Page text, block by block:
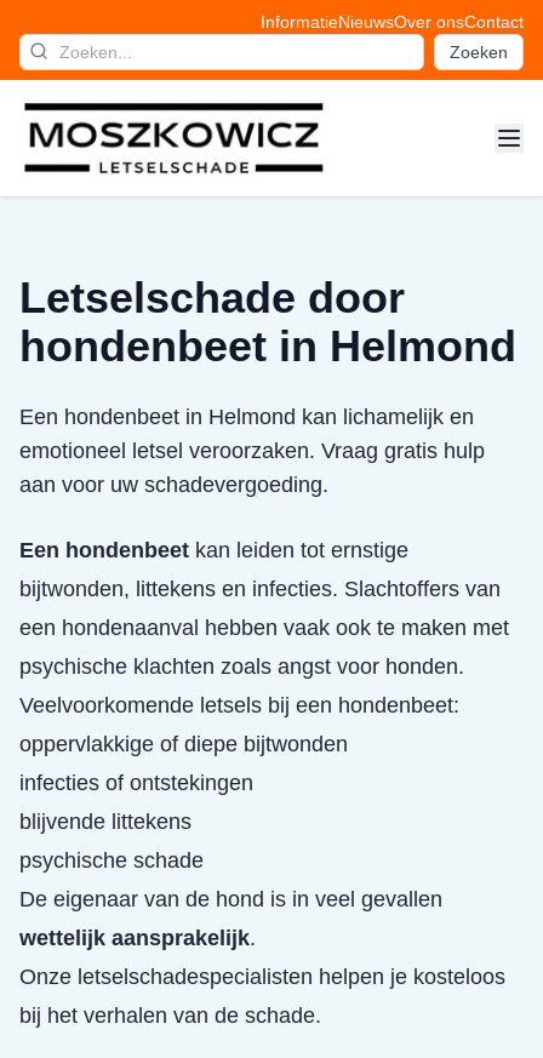
InformatieNieuwsOver onsContact
Zoeken
Letselschade door
hondenbeet in Helmond
Een hondenbeet in Helmond kan lichamelijk en
emotioneel letsel veroorzaken. Vraag gratis hulp
aan voor uw schadevergoeding.
Een hondenbeet kan leiden tot ernstige
bijtwonden, littekens en infecties. Slachtoffers van
een hondenaanval hebben vaak ook te maken met
psychische klachten zoals angst voor honden.
Veelvoorkomende letsels bij een hondenbeet:
oppervlakkige of diepe bijtwonden
infecties of ontstekingen
blijvende littekens
psychische schade
De eigenaar van de hond is in veel gevallen
wettelijk aansprakelijk.
Onze letselschadespecialisten helpen je kosteloos
bij het verhalen van de schade.